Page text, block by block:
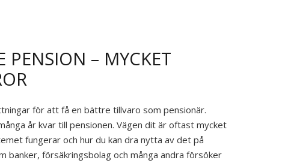
PENSION – MYCKET
för att få en bättre tillvaro som pensionär.
år kvar till pensionen. Vägen dit är oftast mycket
fungerar och hur du kan dra nytta av det på
banker, försäkringsbolag och många andra försöker